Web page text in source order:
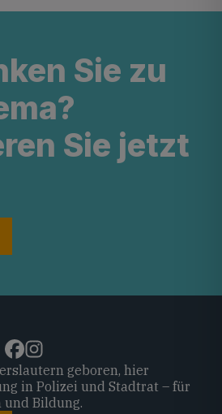
Sie zu
Sie jetzt
geboren, hier
in Polizei und Stadtrat – für
und Bildung.